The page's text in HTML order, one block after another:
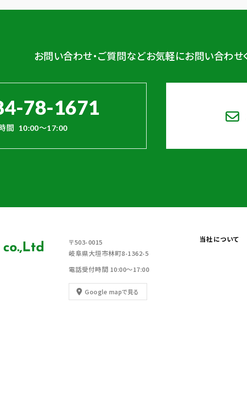
お問い合わせ・ご質問などお気軽にお問い合わせ
78-1671
間 10:00～17:00
〒503-0015
岐阜県大垣市林町8-1362-5
電話受付時間 10:00～17:00
Google mapで見る
当社について